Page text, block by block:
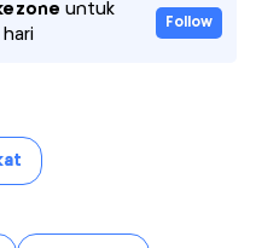
untuk
Follow